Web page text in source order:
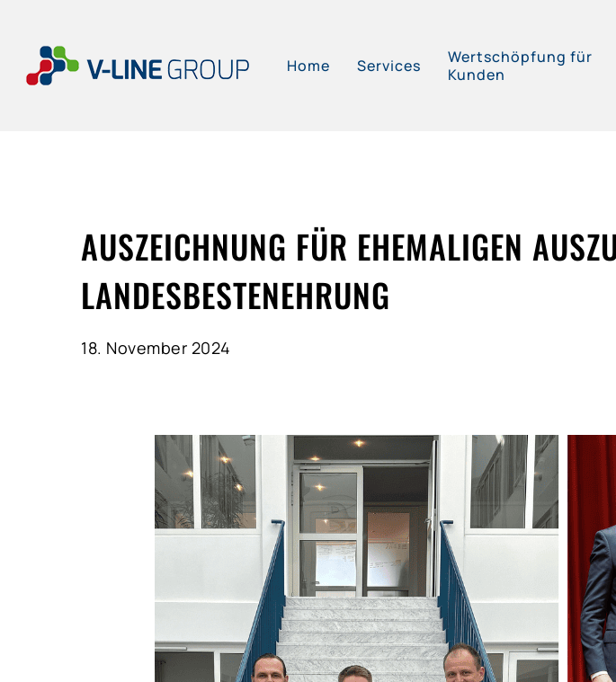
main
Hit enter to search or ESC to close
Home Services
Wertschöpfung für
Kunden
AUSZEICHNUNG FÜR EHEMALIGEN
LANDESBESTENEHRUNG
18. November 2024